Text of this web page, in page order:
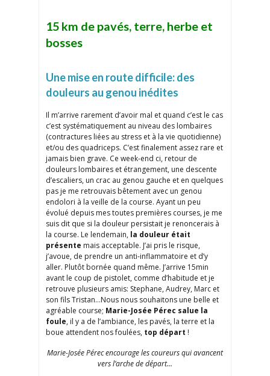
15 km de pavés, terre, herbe et
bosses
Une mise en route difficile: des
douleurs au genou inédites
Il m’arrive rarement d’avoir mal et quand c’est le cas
c’est systématiquement au niveau des lombaires
(contractures liées au stress et à la vie quotidienne)
et/ou des quadriceps. C’est finalement assez rare et
jamais bien grave. Ce week-end ci, retour de
douleurs lombaires et étrangement, une descente
d’escaliers, un crac au genou gauche et en quelques
pas je me retrouvais bêtement avec un genou
endolori à la veille de la course. Ayant un peu
évolué depuis mes toutes premières courses, je me
suis dit que si la douleur persistait je renoncerais à
la course. Le lendemain, la douleur était
présente mais acceptable. J’ai pris le risque,
j’avoue, de prendre un anti-inflammatoire et d’y
aller. Plutôt bornée quand même. J’arrive 15min
avant le coup de pistolet, comme d’habitude et je
retrouve plusieurs amis: Stephane, Audrey, Marc et
son fils Tristan…Nous nous souhaitons une belle et
agréable course; Marie-Josée Pérec salue la
foule, il y a de l’ambiance, les pavés, la terre et la
boue attendent nos foulées, top départ !
Marie-Josée Pérec encourage les coureurs qui avancent
vers l’arche de départ…